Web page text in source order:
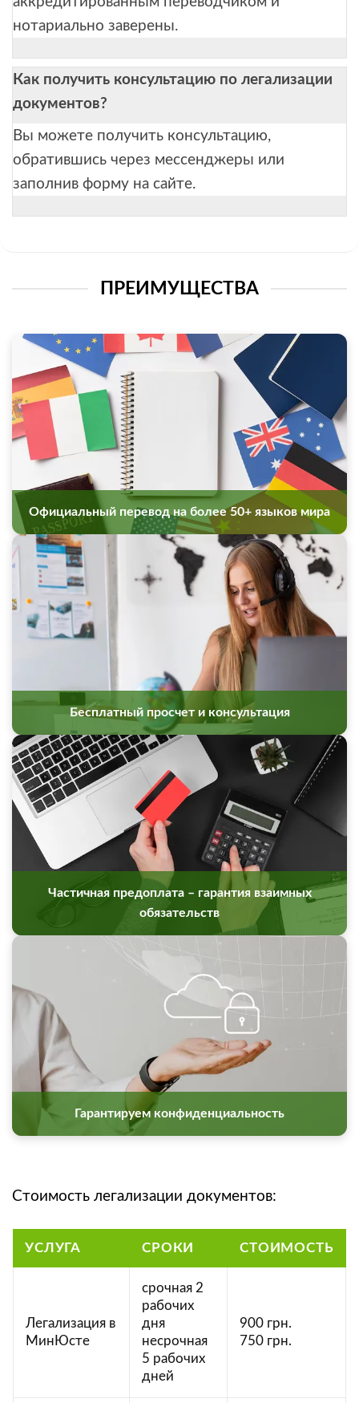
нотариально заверены.
Как получить консультацию по легализации
документов?
Вы можете получить консультацию,
обратившись через мессенджеры или
заполнив форму на сайте.
ПРЕИМУЩЕСТВА
Официальный перевод на более 50+ языков мира
Бесплатный просчет и консультация
Частичная предоплата – гарантия взаимных
обязательств
Гарантируем конфиденциальность
Стоимость легализации документов:
УСЛУГА СРОКИ СТОИМОСТЬ
Легализация в
МинЮсте
срочная 2
рабочих
дня
несрочная
5 рабочих
дней
900 грн.
750 грн.